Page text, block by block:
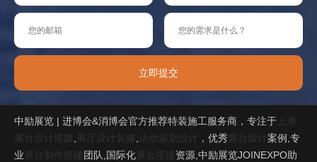
立即提交
中励展览 | 进博会&消博会官方推荐特装施工服务商，专注于 上海
展台设计搭建
展厅设计装修 活动策划设计 ，优秀 展台设计案例,专
业 展台制作搭建 团队,国际化 展会搭建 资源,中励展览JOINEXPO助